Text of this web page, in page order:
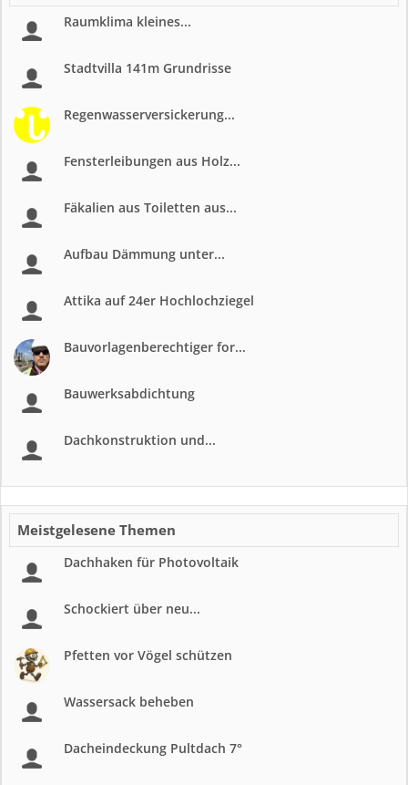
Raumklima kleines...
Stadtvilla 141m Grundrisse
Regenwasserversickerung...
Fensterleibungen aus Holz...
Fäkalien aus Toiletten aus...
Aufbau Dämmung unter...
Attika auf 24er Hochlochziegel
Bauvorlagenberechtiger for...
Bauwerksabdichtung
Dachkonstruktion und...
Meistgelesene Themen
Dachhaken für Photovoltaik
Schockiert über neu...
Pfetten vor Vögel schützen
Wassersack beheben
Dacheindeckung Pultdach 7°